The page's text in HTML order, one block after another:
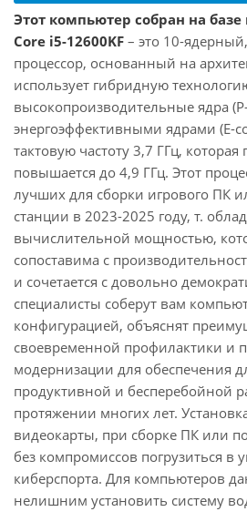
Этот компьютер собран на
Core i5-12600KF – это 10-
процессор, основанный на
использует гибридную
высокопроизводительные ядра
энергоэффективными ядрами (E-
тактовую частоту 3,7 ГГц, которая
повышается до 4,9 ГГц. Этот
лучших для сборки игрового ПК
станции в 2023-2025 году, т.
вычислительной мощностью,
сопоставима с
и сочетается с довольно
специалисты соберут вам
конфигурацией, объяснят
своевременной профилактики и
модернизации для обеспечения
продуктивной и бесперебойной
протяжении многих лет.
видеокарты, при сборке ПК или
без компромиссов погрузиться в
киберспорта. Для компьютеров
нелишним установить систему